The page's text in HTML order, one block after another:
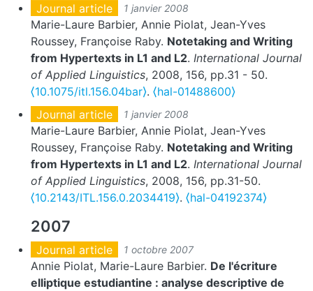
Journal article 1 janvier 2008
Marie-Laure Barbier, Annie Piolat, Jean-Yves
Roussey, Françoise Raby. Notetaking and Writing
from Hypertexts in L1 and L2. International Journal
of Applied Linguistics, 2008, 156, pp.31 - 50.
⟨10.1075/itl.156.04bar⟩. ⟨hal-01488600⟩
Journal article
1 janvier 2008
Marie-Laure Barbier, Annie Piolat, Jean-Yves
Roussey, Françoise Raby. Notetaking and Writing
from Hypertexts in L1 and L2. International Journal
of Applied Linguistics, 2008, 156, pp.31-50.
⟨10.2143/ITL.156.0.2034419⟩. ⟨hal-04192374⟩
2007
Journal article 1 octobre 2007
Annie Piolat, Marie-Laure Barbier. De l'écriture
elliptique estudiantine : analyse descriptive de